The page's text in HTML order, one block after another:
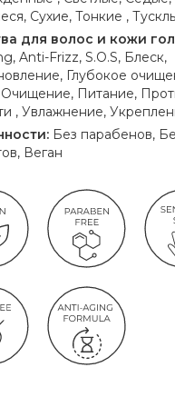
Сухие, Тонкие ,
для волос и кожи
Anti-Frizz, S.O.S, Блеск,
Глубокое
Питание,
, Увлажнение,
Без парабенов,
Веган